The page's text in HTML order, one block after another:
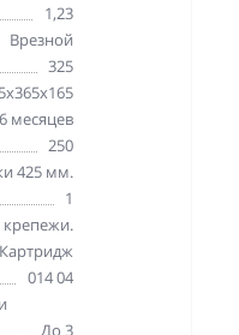
1,23
Врезной
325
месяцев
250
425 мм.
1
крепежи.
Картридж
014 04
До 3